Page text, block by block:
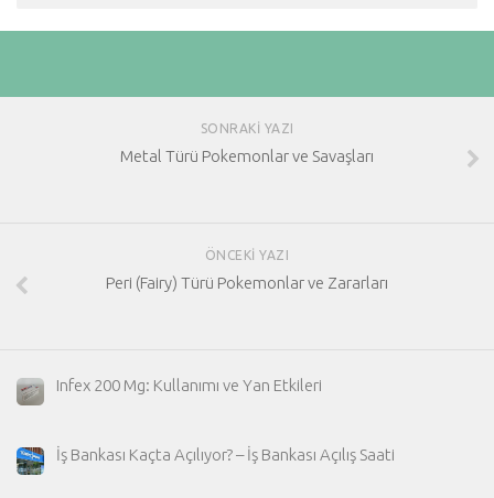
SONRAKI YAZI
Metal Türü Pokemonlar ve Savaşları
ÖNCEKI YAZI
Peri (Fairy) Türü Pokemonlar ve Zararları
Infex 200 Mg: Kullanımı ve Yan Etkileri
İş Bankası Kaçta Açılıyor? – İş Bankası Açılış Saati